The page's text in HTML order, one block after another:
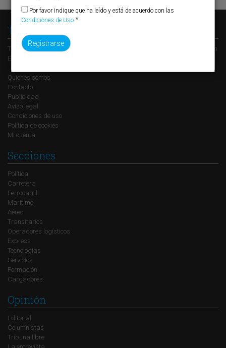
Transporte XXI
Transporte XXI es el periódico de referencia del transporte y la logística en
España, perteneciente al Grupo XXI de Comunicación Empresarial.
Quienes somos
Contacto
Publicidad
Aviso legal
Condiciones de uso
Política de cookies
Mi cuenta
Secciones
Política
Carretera
Ferrocarril
Marítimo
Aéreo
Transitarios
Operadores logísticos
Express
Tecnologías
Servicios
Formación
Cargadores
Opinión
Editorial
Columnistas
Tribuna libre
Por favor indique que ha leído y está de acuerdo con las
Condiciones de Uso *